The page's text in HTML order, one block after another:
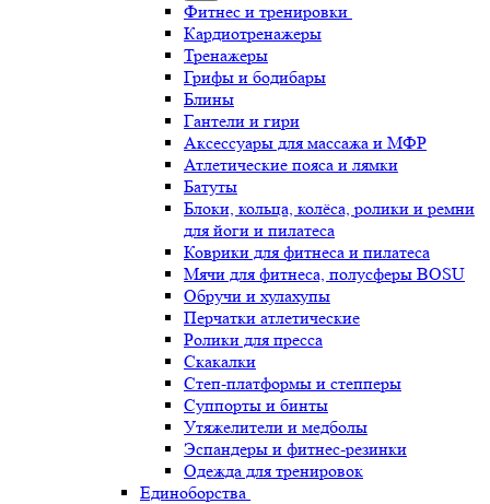
Фитнес и тренировки
Кардиотренажеры
Тренажеры
Грифы и бодибары
Блины
Гантели и гири
Аксессуары для массажа и МФР
Атлетические пояса и лямки
Батуты
Блоки, кольца, колёса, ролики и ремни
для йоги и пилатеса
Коврики для фитнеса и пилатеса
Мячи для фитнеса, полусферы BOSU
Обручи и хулахупы
Перчатки атлетические
Ролики для пресса
Скакалки
Степ-платформы и степперы
Суппорты и бинты
Утяжелители и медболы
Эспандеры и фитнес-резинки
Одежда для тренировок
Единоборства